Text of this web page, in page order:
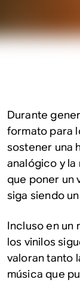
Durante
formato para
sostener una
analógico y
que poner un
siga siendo
Incluso en un
los vinilos
valoran tanto
música que